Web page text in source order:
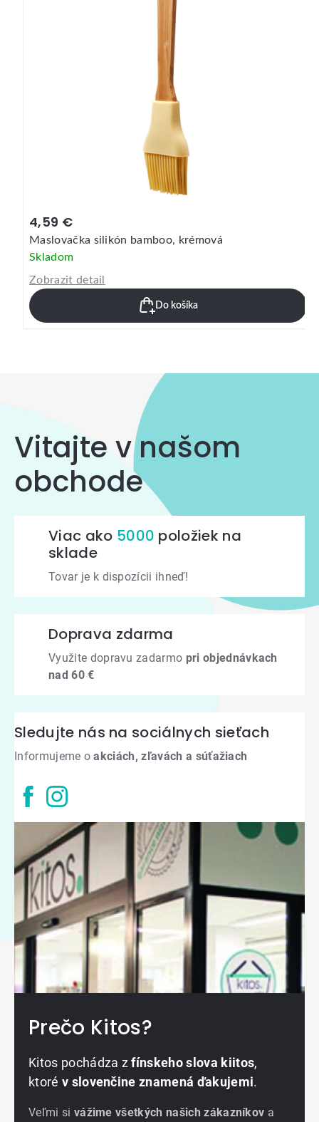
4,59 €
Maslovačka silikón bamboo, krémová
Skladom
Zobrazit detail
Do košíka
Vitajte v našom
obchode
Viac ako 5000 položiek na
sklade
Tovar je k dispozícii ihneď!
Doprava zdarma
Využite dopravu zadarmo pri objednávkach
nad 60 €
Sledujte nás na sociálnych sieťach
Informujeme oakciách, zľavách a súťažiach
Prečo Kitos?
Kitos pochádza zfínskeho slova kiitos,
ktoré v slovenčine znamená ďakujemi.
Veľmi si vážime všetkých našich zákazníkov a